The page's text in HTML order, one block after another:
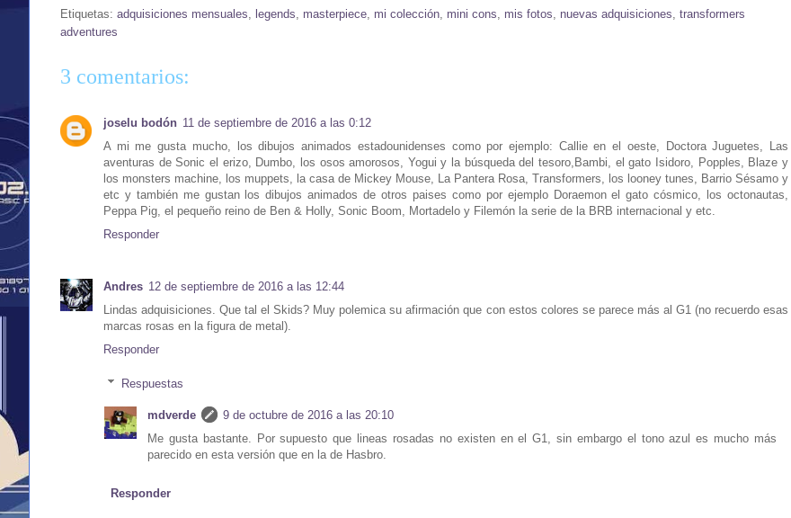
Etiquetas: adquisiciones mensuales legends masterpiece mi colección mini cons mis fotos nuevas adquisiciones transformers
adventures
3 comentarios:
joselu bodón 11 de septiembre de 2016 a las 0:12
A mi me gusta mucho, los dibujos animados estadounidenses como por ejemplo: Callie en el oeste, Doctora Juguetes, Las
aventuras de Sonic el erizo, Dumbo, los osos amorosos, Yogui y la búsqueda del tesoro,Bambi, el gato Isidoro, Popples, Blaze y
los monsters machine, los muppets, la casa de Mickey Mouse, La Pantera Rosa, Transformers, los looney tunes, Barrio Sésamo y
etc y también me gustan los dibujos animados de otros paises como por ejemplo Doraemon el gato cósmico, los octonautas,
Peppa Pig, el pequeño reino de Ben & Holly, Sonic Boom, Mortadelo y Filemón la serie de la BRB internacional y etc.
Responder
Andres 12 de septiembre de 2016 a las 12:44
Lindas adquisiciones. Que tal el Skids? Muy polemica su afirmación que con estos colores se parece más al G1 (no recuerdo esas
marcas rosas en la figura de metal).
Responder
Respuestas
mdverde
9 de octubre de 2016 a las 20:10
Me gusta bastante. Por supuesto que lineas rosadas no existen en el G1, sin embargo el tono azul es mucho más
parecido en esta versión que en la de Hasbro.
Responder